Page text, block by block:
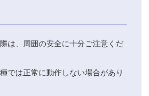
は、周囲の安全に十分ご注意くだ
では正常に動作しない場合があり